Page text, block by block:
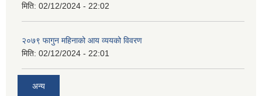
मिति: 02/12/2024 - 22:02
२०७९ फागुन महिनाको आय व्ययको विवरण
मिति: 02/12/2024 - 22:01
अन्य